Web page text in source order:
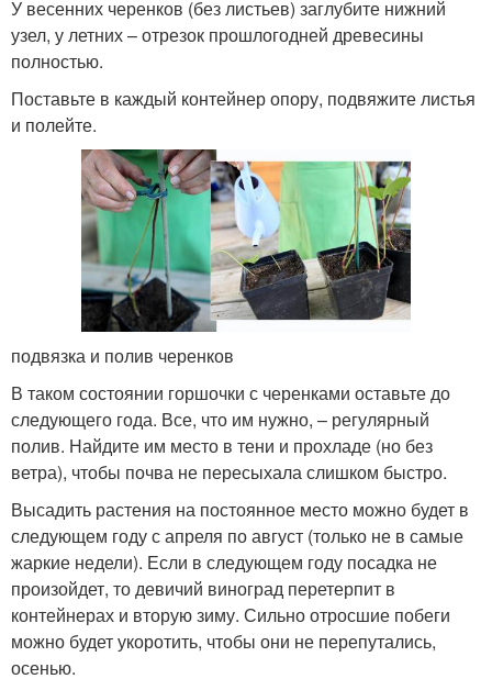
У весенних черенков (без листьев) заглубите нижний
узел, у летних – отрезок прошлогодней древесины
полностью.
Поставьте в каждый контейнер опору, подвяжите листья
и полейте.
подвязка и полив черенков
В таком состоянии горшочки с черенками оставьте до
следующего года. Все, что им нужно, – регулярный
полив. Найдите им место в тени и прохладе (но без
ветра), чтобы почва не пересыхала слишком быстро.
Высадить растения на постоянное место можно будет в
следующем году с апреля по август (только не в самые
жаркие недели). Если в следующем году посадка не
произойдет, то девичий виноград перетерпит в
контейнерах и вторую зиму. Сильно отросшие побеги
можно будет укоротить, чтобы они не перепутались,
осенью.